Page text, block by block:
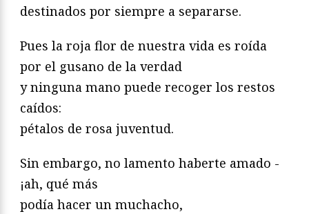
destinados por siempre a separarse.
Pues la roja flor de nuestra vida es roída
por el gusano de la verdad
y ninguna mano puede recoger los restos
caídos:
pétalos de rosa juventud.
Sin embargo, no lamento haberte amado -
¡ah, qué más
podía hacer un muchacho,